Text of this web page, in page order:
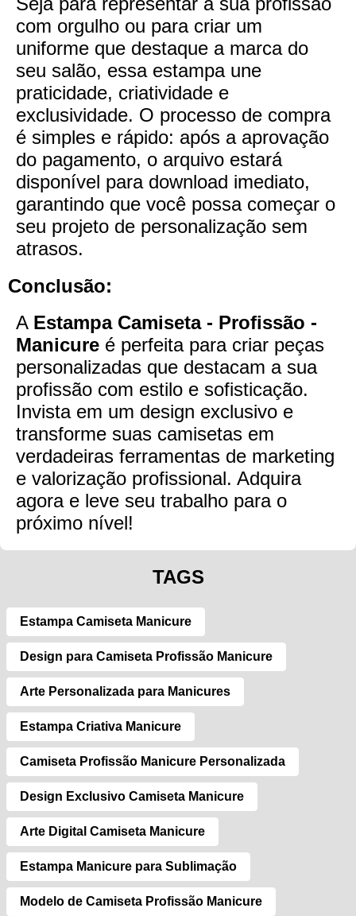
com orgulho ou para criar um
uniforme que destaque a marca do
seu salão, essa estampa une
praticidade, criatividade e
exclusividade. O processo de compra
é simples e rápido: após a aprovação
do pagamento, o arquivo estará
disponível para download imediato,
garantindo que você possa começar o
seu projeto de personalização sem
atrasos.
Conclusão:
A Estampa Camiseta - Profissão -
Manicure é perfeita para criar peças
personalizadas que destacam a sua
profissão com estilo e sofisticação.
Invista em um design exclusivo e
transforme suas camisetas em
verdadeiras ferramentas de marketing
e valorização profissional. Adquira
agora e leve seu trabalho para o
próximo nível!
TAGS
Estampa Camiseta Manicure
Design para Camiseta Profissão Manicure
Arte Personalizada para Manicures
Estampa Criativa Manicure
Camiseta Profissão Manicure Personalizada
Design Exclusivo Camiseta Manicure
Arte Digital Camiseta Manicure
Estampa Manicure para Sublimação
Modelo de Camiseta Profissão Manicure